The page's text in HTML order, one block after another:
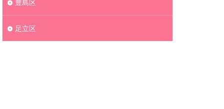
豊島区
足立区